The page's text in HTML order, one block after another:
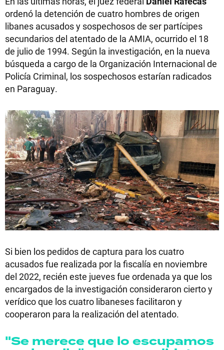
ordenó la detención de cuatro hombres de origen
libanes acusados y sospechosos de ser partícipes
secundarios del atentado de la AMIA, ocurrido el 18
de julio de 1994. Según la investigación, en la nueva
búsqueda a cargo de la Organización Internacional de
Policía Criminal, los sospechosos estarían radicados
en Paraguay.
Si bien los pedidos de captura para los cuatro
acusados fue realizada por la fiscalía en noviembre
del 2022, recién este jueves fue ordenada ya que los
encargados de la investigación consideraron cierto y
verídico que los cuatro libaneses facilitaron y
cooperaron para la realización del atentado.
"Se merece que lo escupamos